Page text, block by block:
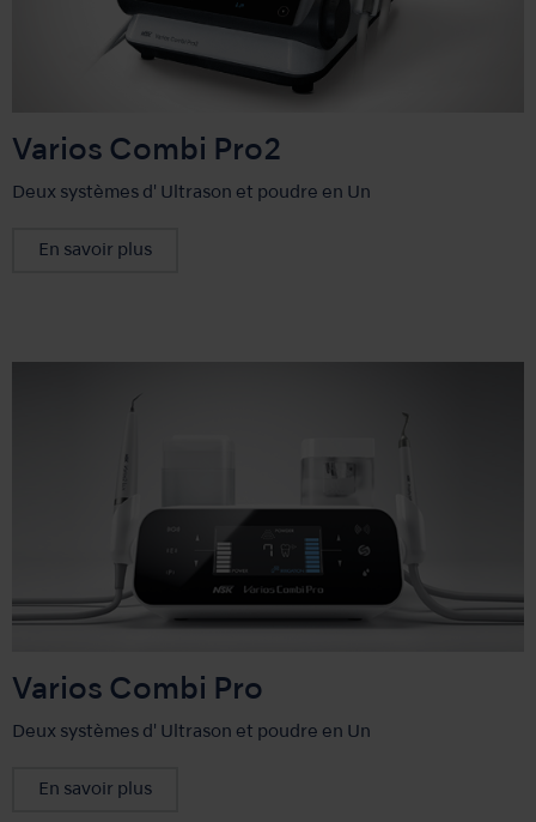
Varios Combi Pro2
Deux systèmes d' Ultrason et poudre en Un
En savoir plus
Varios Combi Pro
Deux systèmes d' Ultrason et poudre en Un
En savoir plus